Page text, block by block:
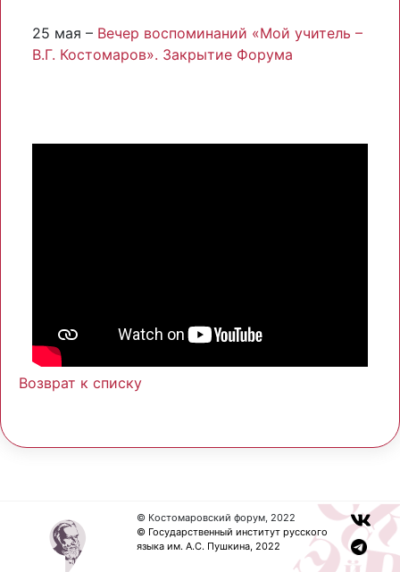
25 мая – Вечер воспоминаний «Мой учитель –
В.Г. Костомаров». Закрытие Форума
Возврат к списку
© Костомаровский форум, 2022
© Государственный институт русского
языка им. А.С. Пушкина, 2022